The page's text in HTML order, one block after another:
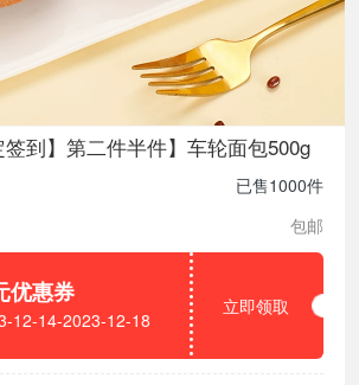
到】第二件半件】车轮面包500g
已售1000件
包邮
优惠券
12-14-2023-12-18
立即领取